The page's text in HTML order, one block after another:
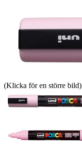
(Klicka för en större bild)